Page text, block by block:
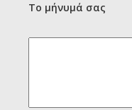
Το μήνυμά σας